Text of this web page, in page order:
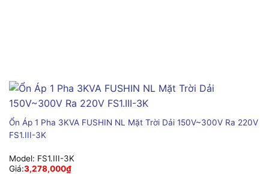
Ổn Áp 1 Pha 3KVA FUSHIN NL Mặt Trời Dải 150V~300V Ra 220V
FS1.III-3K
Model: FS1.III-3K
Giá:3,278,000₫